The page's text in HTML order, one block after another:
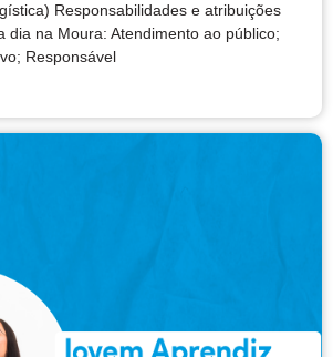
Responsabilidades e atribuições
dia na Moura: Atendimento ao público;
Responsável